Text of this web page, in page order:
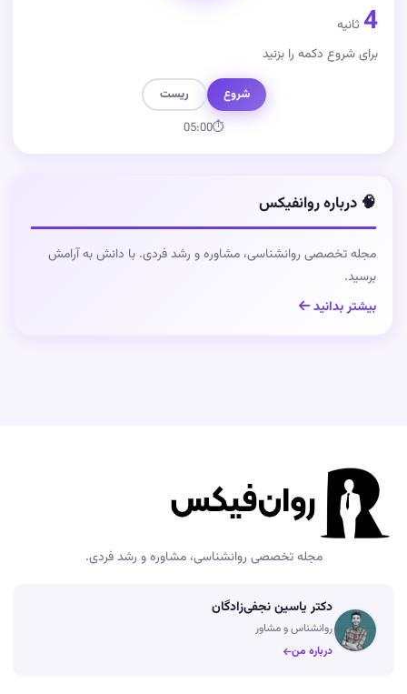
4 ثانیه
برای شروع دکمه را بزنید
شروع
ریست
⏱
05:00
🧠 درباره روانفیکس
مجله تخصصی روانشناسی، مشاوره و رشد فردی. با دانش به آرامش
برسید.
بیشتر بدانید
مجله تخصصی روانشناسی، مشاوره و رشد فردی.
دکتر یاسین نجفی‌زادگان
روانشناس و مشاور
درباره من